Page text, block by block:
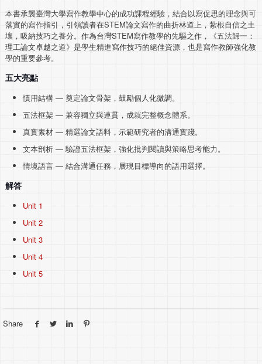
本書承襲臺灣大學寫作教學中心的成功課程經驗，結合以寫促思的理念與可
落實的寫作指引，引領讀者在STEM論文寫作的曲折林道上，紮根自信之土
壤，吸納技巧之養分。作為台灣STEM寫作教學的先驅之作，《五法歸一：
理工論文卓越之道》是學生精進寫作技巧的絕佳資源，也是寫作教師強化教
學的重要參考。
五大亮點
慣用結構 — 奠定論文骨架，鼓勵個人化微調。
五法框架 — 兼容獨立與連貫，成就完整概念體系。
真實素材 — 精選論文語料，示範研究者的溝通實踐。
文本剖析 — 驗證五法框架，強化批判閱讀與策略思考能力。
情境語言 — 結合溝通任務，展現目標導向的語用選擇。
解答
Unit 1
Unit 2
Unit 3
Unit 4
Unit 5
Share